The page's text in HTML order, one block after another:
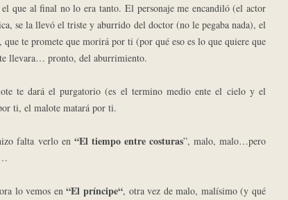
que al final no lo era tanto. El personaje me encandiló (el actor
se la llevó el triste y aburrido del doctor (no le pegaba nada), el
te promete que morirá por ti (por qué eso es lo que quiere que
llevara… pronto, del aburrimiento.
te dará el purgatorio (es el termino medio ente el cielo y el
ti, el malote matará por ti.
falta verlo en “El tiempo entre costuras”, malo, malo…pero
lo vemos en“El príncipe“, otra vez de malo, malísimo (y qué